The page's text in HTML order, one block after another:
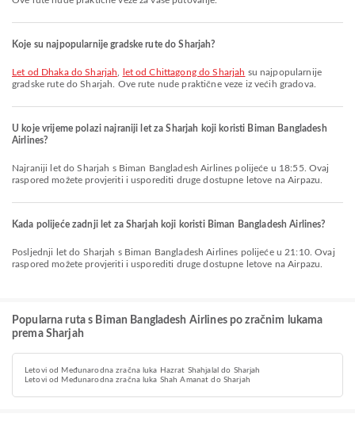
Koje su najpopularnije gradske rute do Sharjah?
let od Dhaka do Sharjah let od Chittagong do Sharjah su najpopularnije
gradske rute do Sharjah. Ove rute nude praktične veze iz većih gradova.
U koje vrijeme polazi najraniji let za Sharjah koji koristi Biman Bangladesh
Airlines?
Najraniji let do Sharjah s Biman Bangladesh Airlines polijeće u 18:55. Ovaj
raspored možete provjeriti i usporediti druge dostupne letove na Airpazu.
Kada polijeće zadnji let za Sharjah koji koristi Biman Bangladesh Airlines?
Posljednji let do Sharjah s Biman Bangladesh Airlines polijeće u 21:10. Ovaj
raspored možete provjeriti i usporediti druge dostupne letove na Airpazu.
Popularna ruta s Biman Bangladesh Airlines po zračnim lukama
prema Sharjah
Letovi od Međunarodna zračna luka Hazrat Shahjalal do Sharjah
Letovi od Međunarodna zračna luka Shah Amanat do Sharjah